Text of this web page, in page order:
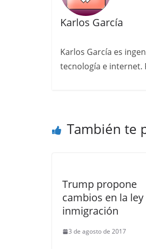
Karlos García
Karlos García es
tecnología e internet.
También te
Trump propone
cambios en la ley
inmigración
3 de agosto de 2017